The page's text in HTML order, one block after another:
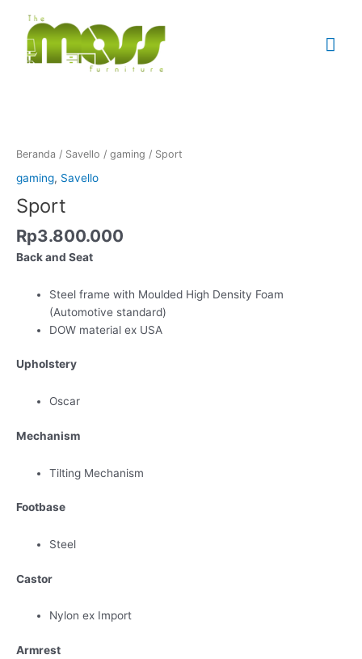
konten
Beranda / Savello / gaming / Sport
gaming, Savello
Sport
Rp3.800.000
Back and Seat
Steel frame with Moulded High Density Foam
(Automotive standard)
DOW material ex USA
Upholstery
Oscar
Mechanism
Tilting Mechanism
Footbase
Steel
Castor
Nylon ex Import
Armrest